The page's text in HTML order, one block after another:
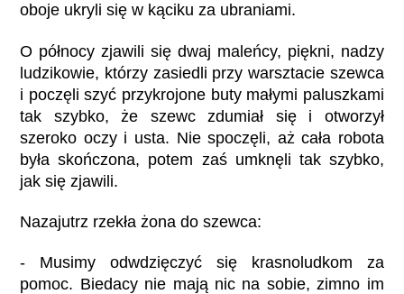
oboje ukryli się w kąciku za ubraniami.
O północy zjawili się dwaj maleńcy, piękni, nadzy
ludzikowie, którzy zasiedli przy warsztacie szewca
i poczęli szyć przykrojone buty małymi paluszkami
tak szybko, że szewc zdumiał się i otworzył
szeroko oczy i usta. Nie spoczęli, aż cała robota
była skończona, potem zaś umknęli tak szybko,
jak się zjawili.
Nazajutrz rzekła żona do szewca:
- Musimy odwdzięczyć się krasnoludkom za
pomoc. Biedacy nie mają nic na sobie, zimno im